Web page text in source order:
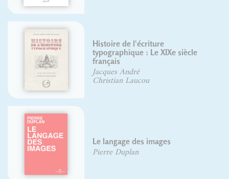
François Boltana
Suzanne Cardinal
Lettrages et phylactères
Gaby Bazin